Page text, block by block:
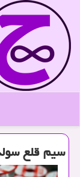
سیم قلع